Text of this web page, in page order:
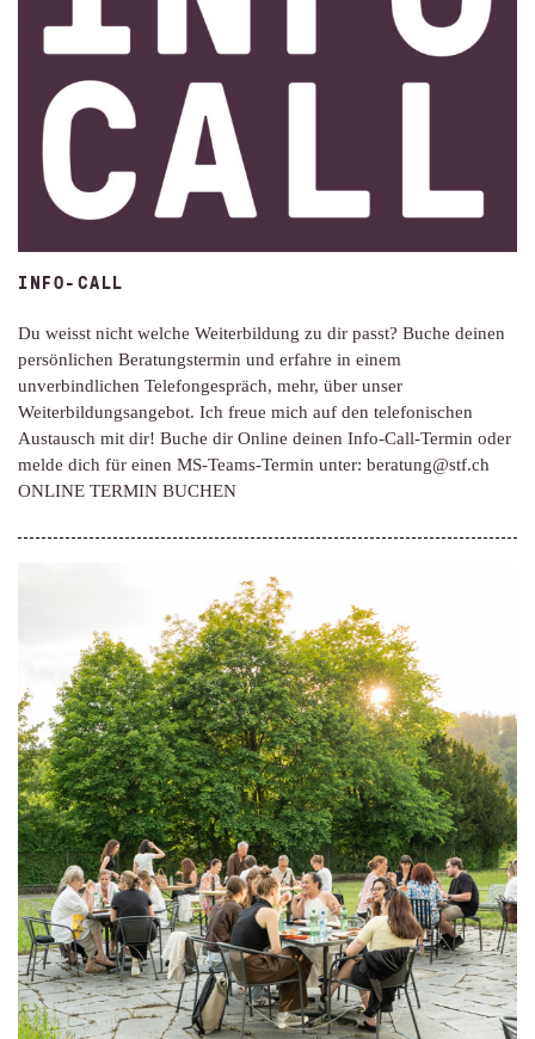
INFO-CALL
Du weisst nicht welche Weiterbildung zu dir passt? Buche deinen
persönlichen Beratungstermin und erfahre in einem
unverbindlichen Telefongespräch, mehr, über unser
Weiterbildungsangebot. Ich freue mich auf den telefonischen
Austausch mit dir! Buche dir Online deinen Info-Call-Termin oder
melde dich für einen MS-Teams-Termin unter: beratung@stf.ch
ONLINE TERMIN BUCHEN